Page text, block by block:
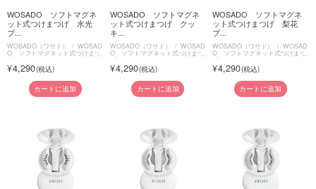
WOSADO ソフトマグネ
ット式つけまつげ 水光
ブ...
WOSADO（ワサド） WOSAD
O ソフトマグネット式つけまつ
げ
4,290
カートに追加
WOSADO ソフトマグネ
ット式つけまつげ クッ
キ...
WOSADO（ワサド） WOSAD
O ソフトマグネット式つけまつ
げ
4,290
カートに追加
WOSADO ソフトマグネ
ット式つけまつげ 梨花
ブ...
WOSADO（ワサド） WOSAD
O ソフトマグネット式つけまつ
げ
4,290
カートに追加